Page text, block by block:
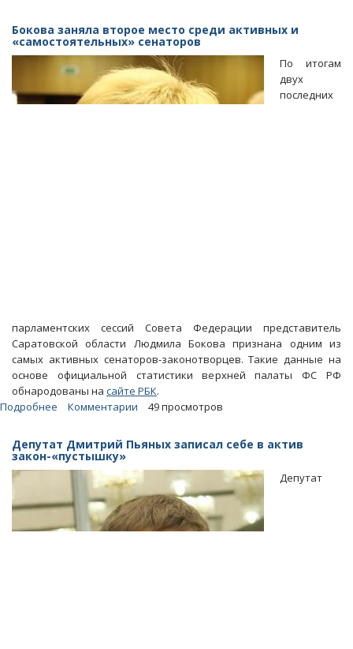
лишить
Общественную
палату
права
проводить
Бокова заняла второе место среди активных и
«самостоятельных» сенаторов
По итогам
двух
последних
парламентских сессий Совета Федерации представитель
Саратовской области Людмила Бокова признана одним из
самых активных сенаторов-законотворцев. Такие данные на
основе официальной статистики верхней палаты ФС РФ
обнародованы на сайте РБК.
Подробнее
заняла
второе
место
активных
«самостоятельных»
Комментарии 49 просмотров
Депутат Дмитрий Пьяных записал себе в актив
закон-«пустышку»
Депутат